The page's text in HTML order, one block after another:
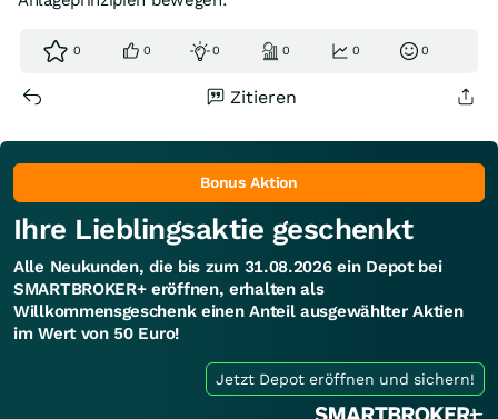
0 0 0 0 0 0
Zitieren
Bonus Aktion
Ihre Lieblingsaktie geschenkt
Alle Neukunden, die bis zum 31.08.2026 ein Depot bei
SMARTBROKER+ eröffnen, erhalten als
Willkommensgeschenk einen Anteil ausgewählter Aktien
im Wert von 50 Euro!
Jetzt Depot eröffnen und sichern!